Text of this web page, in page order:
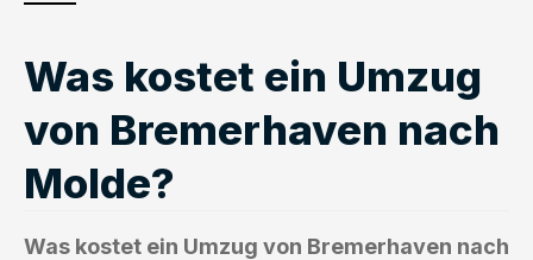
Was kostet ein Umzug
von Bremerhaven nach
Molde?
Was kostet ein Umzug von Bremerhaven nach